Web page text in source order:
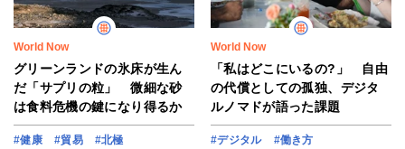
World Now
グリーンランドの氷床が生ん
だ「サプリの粒」 微細な砂
は食料危機の鍵になり得るか
#健康 #貿易
#北極
World Now
「私はどこにいるの?」 自由
の代償としての孤独、デジタ
ルノマドが語った課題
#デジタル #働き方